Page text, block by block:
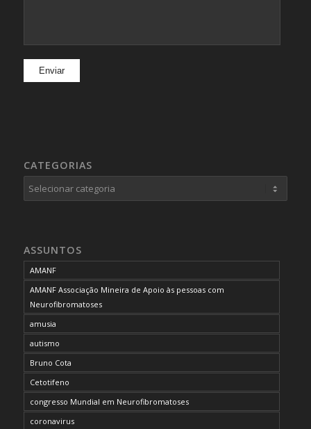
CATEGORIAS
Categorias
ASSUNTOS
AMANF
AMANF Associação Mineira de Apoio às pessoas com
Neurofibromatoses
amusia
autismo
Bruno Cota
Cetotifeno
congresso Mundial em Neurofibromatoses
coronavirus